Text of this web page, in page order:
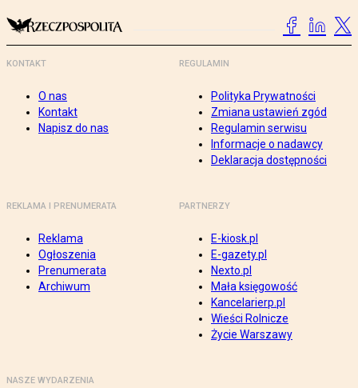
KONTAKT
O nas
Kontakt
Napisz do nas
REGULAMIN
Polityka Prywatności
Zmiana ustawień zgód
Regulamin serwisu
Informacje o nadawcy
Deklaracja dostępności
REKLAMA I PRENUMERATA
Reklama
Ogłoszenia
Prenumerata
Archiwum
PARTNERZY
E-kiosk.pl
E-gazety.pl
Nexto.pl
Mała księgowość
Kancelarierp.pl
Wieści Rolnicze
Życie Warszawy
NASZE WYDARZENIA